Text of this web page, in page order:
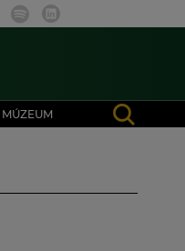
MÚZEUM